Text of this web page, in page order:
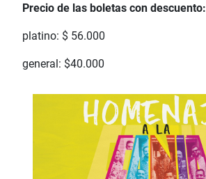
Precio de las boletas con descuento:
platino: $ 56.000
general: $40.000